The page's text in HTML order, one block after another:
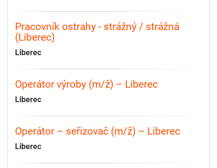
Pracovník ostrahy - strážný / strážná
(Liberec)
Liberec
Operátor výroby (m/ž) – Liberec
Liberec
Operátor – seřizovač (m/ž) – Liberec
Liberec